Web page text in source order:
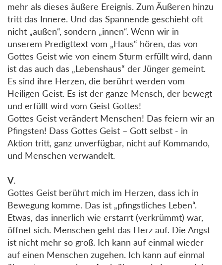
mehr als dieses äußere Ereignis. Zum Äußeren hinzu
tritt das Innere. Und das Spannende geschieht oft
nicht „außen“, sondern „innen“. Wenn wir in
unserem Predigttext vom „Haus“ hören, das von
Gottes Geist wie von einem Sturm erfüllt wird, dann
ist das auch das „Lebenshaus“ der Jünger gemeint.
Es sind ihre Herzen, die berührt werden vom
Heiligen Geist. Es ist der ganze Mensch, der bewegt
und erfüllt wird vom Geist Gottes!
Gottes Geist verändert Menschen! Das feiern wir an
Pfingsten! Dass Gottes Geist – Gott selbst - in
Aktion tritt, ganz unverfügbar, nicht auf Kommando,
und Menschen verwandelt.
V.
Gottes Geist berührt mich im Herzen, dass ich in
Bewegung komme. Das ist „pfingstliches Leben“.
Etwas, das innerlich wie erstarrt (verkrümmt) war,
öffnet sich. Menschen geht das Herz auf. Die Angst
ist nicht mehr so groß. Ich kann auf einmal wieder
auf einen Menschen zugehen. Ich kann auf einmal